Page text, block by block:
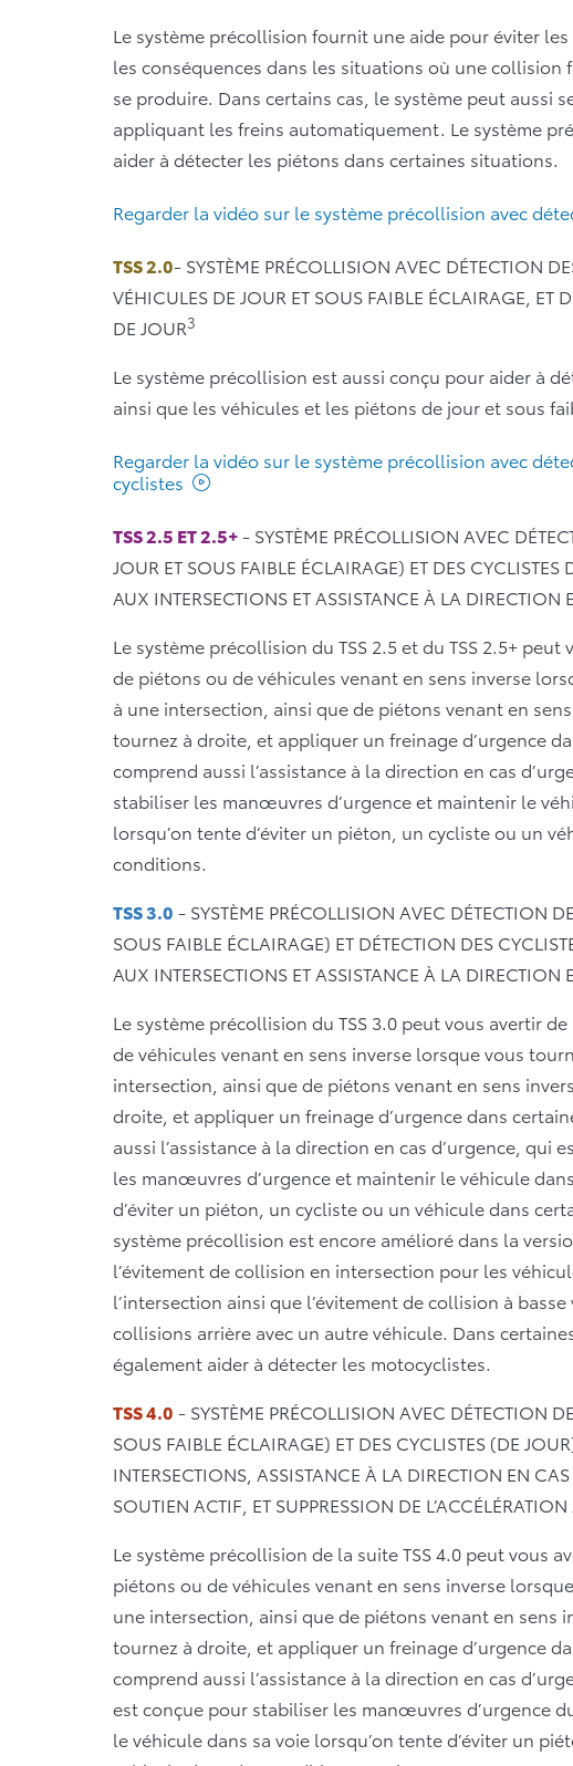
Le système précollision fournit une aide pour éviter
les conséquences dans les situations où une collision
se produire. Dans certains cas, le système peut aussi
appliquant les freins automatiquement. Le système
aider à détecter les piétons dans certaines situations.
Regarder la vidéo sur le système précollision avec
TSS 2.0- SYSTÈME PRÉCOLLISION AVEC DÉTECTION
VÉHICULES DE JOUR ET SOUS FAIBLE ÉCLAIRAGE, ET
DE JOUR3
Le système précollision est aussi conçu pour aider à
ainsi que les véhicules et les piétons de jour et sous
Regarder la vidéo sur le système précollision avec
cyclistes
TSS 2.5 ET 2.5+- SYSTÈME PRÉCOLLISION AVEC
JOUR ET SOUS FAIBLE ÉCLAIRAGE) ET DES CYCLISTES
AUX INTERSECTIONS ET ASSISTANCE À LA DIRECTION
Le système précollision du TSS 2.5 et du TSS 2.5+
de piétons ou de véhicules venant en sens inverse
à une intersection, ainsi que de piétons venant en
tournez à droite, et appliquer un freinage d’urgence
comprend aussi l’assistance à la direction en cas
stabiliser les manœuvres d’urgence et maintenir le
lorsqu’on tente d’éviter un piéton, un cycliste ou un
conditions.
TSS 3.0 - SYSTÈME PRÉCOLLISION AVEC DÉTECTION
SOUS FAIBLE ÉCLAIRAGE) ET DÉTECTION DES
AUX INTERSECTIONS ET ASSISTANCE À LA DIRECTION
Le système précollision du TSS 3.0 peut vous avertir
de véhicules venant en sens inverse lorsque vous
intersection, ainsi que de piétons venant en sens
droite, et appliquer un freinage d’urgence dans
aussi l’assistance à la direction en cas d’urgence, qui
les manœuvres d’urgence et maintenir le véhicule
d’éviter un piéton, un cycliste ou un véhicule dans
système précollision est encore amélioré dans la
l’évitement de collision en intersection pour les
l’intersection ainsi que l’évitement de collision à
collisions arrière avec un autre véhicule. Dans
également aider à détecter les motocyclistes.
TSS 4.0 - SYSTÈME PRÉCOLLISION AVEC DÉTECTION
SOUS FAIBLE ÉCLAIRAGE) ET DES CYCLISTES (DE
INTERSECTIONS, ASSISTANCE À LA DIRECTION EN
SOUTIEN ACTIF, ET SUPPRESSION DE L’ACCÉLÉRATION
Le système précollision de la suite TSS 4.0 peut vous
piétons ou de véhicules venant en sens inverse
une intersection, ainsi que de piétons venant en sens
tournez à droite, et appliquer un freinage d’urgence
comprend aussi l’assistance à la direction en cas
est conçue pour stabiliser les manœuvres d’urgence
le véhicule dans sa voie lorsqu’on tente d’éviter un